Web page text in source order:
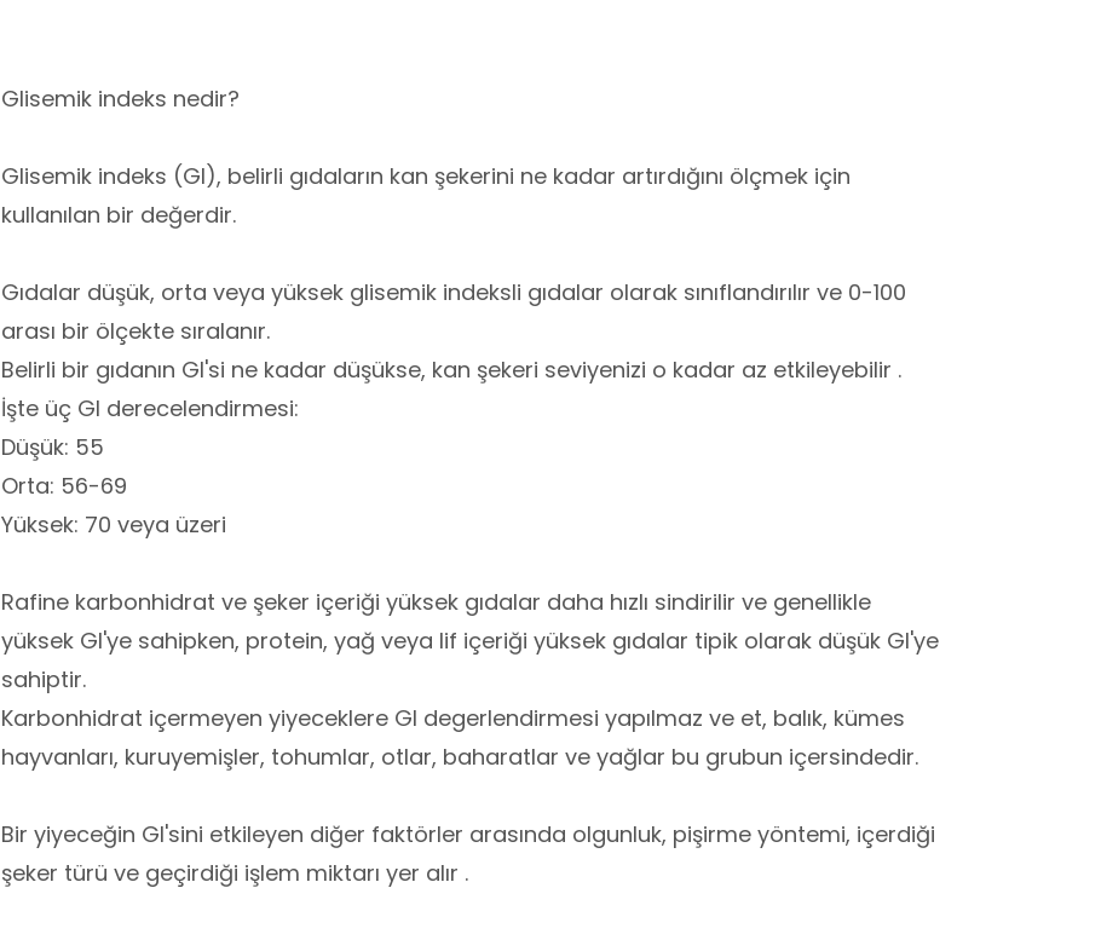
Glisemik indeks nedir?
Glisemik indeks (GI), belirli gıdaların kan şekerini ne kadar artırdığını ölçmek için
kullanılan bir değerdir.
Gıdalar düşük, orta veya yüksek glisemik indeksli gıdalar olarak sınıflandırılır ve 0-100
arası bir ölçekte sıralanır.
Belirli bir gıdanın GI'si ne kadar düşükse, kan şekeri seviyenizi o kadar az etkileyebilir .
İşte üç GI derecelendirmesi:
Düşük: 55
Orta: 56-69
Yüksek: 70 veya üzeri
Rafine karbonhidrat ve şeker içeriği yüksek gıdalar daha hızlı sindirilir ve genellikle
yüksek GI'ye sahipken, protein, yağ veya lif içeriği yüksek gıdalar tipik olarak düşük GI'ye
sahiptir.
Karbonhidrat içermeyen yiyeceklere GI degerlendirmesi yapılmaz ve et, balık, kümes
hayvanları, kuruyemişler, tohumlar, otlar, baharatlar ve yağlar bu grubun içersindedir.
Bir yiyeceğin GI'sini etkileyen diğer faktörler arasında olgunluk, pişirme yöntemi, içerdiği
şeker türü ve geçirdiği işlem miktarı yer alır .